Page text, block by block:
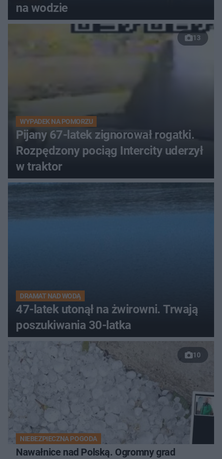
na wodzie
13
WYPADEK NA POMORZU
Pijany 67-latek zignorował rogatki.
Rozpędzony pociąg Intercity uderzył
w traktor
DRAMAT NAD WODĄ
47-latek utonął na żwirowni. Trwają
poszukiwania 30-latka
10
NIEBEZPIECZNA POGODA
Nawałnice nad Polską. Ogromny grad